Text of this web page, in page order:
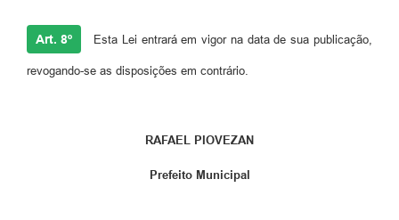
Art. 8º Esta Lei entrará em vigor na data de sua publicação,
revogando-se as disposições em contrário.
RAFAEL PIOVEZAN
Prefeito Municipal